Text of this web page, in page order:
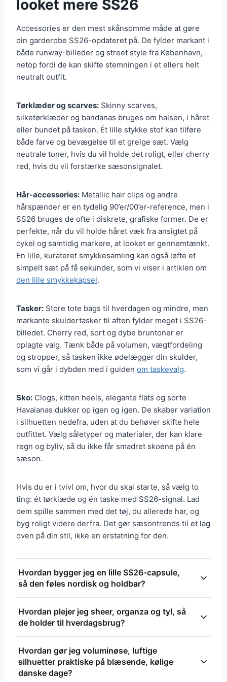
looket mere SS26
Accessories er den mest skånsomme måde at gøre
din garderobe SS26-opdateret på. De fylder markant i
både runway-billeder og street style fra København,
netop fordi de kan skifte stemningen i et ellers helt
neutralt outfit.
Tørklæder og scarves: Skinny scarves,
silketørklæder og bandanas bruges om halsen, i håret
eller bundet på tasken. Ét lille stykke stof kan tilføre
både farve og bevægelse til et greige sæt. Vælg
neutrale toner, hvis du vil holde det roligt, eller cherry
red, hvis du vil forstærke sæsonsignalet.
Hår-accessories: Metallic hair clips og andre
hårspænder er en tydelig 90’er/00’er-reference, men i
SS26 bruges de ofte i diskrete, grafiske former. De er
perfekte, når du vil holde håret væk fra ansigtet på
cykel og samtidig markere, at looket er gennemtænkt.
En lille, kurateret smykkesamling kan også løfte et
simpelt sæt på få sekunder, som vi viser i artiklen om
den lille smykkekapsel.
Tasker: Store tote bags til hverdagen og mindre, men
markante skuldertasker til aften fylder meget i SS26-
billedet. Cherry red, sort og dybe bruntoner er
oplagte valg. Tænk både på volumen, vægtfordeling
og stropper, så tasken ikke ødelægger din skulder,
som vi går i dybden med i guiden om taskevalg.
Sko: Clogs, kitten heels, elegante flats og sorte
Havaianas dukker op igen og igen. De skaber variation
i silhuetten nedefra, uden at du behøver skifte hele
outfittet. Vælg såletyper og materialer, der kan klare
regn og byliv, så du ikke får smadret skoene på én
sæson.
Hvis du er i tvivl om, hvor du skal starte, så vælg to
ting: ét tørklæde og én taske med SS26-signal. Lad
dem spille sammen med det tøj, du allerede har, og
byg roligt videre derfra. Det gør sæsontrends til et lag
oven på din stil, ikke en erstatning for den.
Hvordan bygger jeg en lille SS26-capsule,
så den føles nordisk og holdbar?
glat, skræddersyet blazer, et par lige bukser, en
voluminøs kjole i kvalitetstextil, en midi-nederdel,
silkeskjerf som accent. Investér i de items, du
bruger mest (blazer, kjole, taske) og lad små
accessories som skinny scarves eller hårclips levere
Hvordan plejer jeg sheer, organza og tyl, så
de holder til hverdagsbrug?
vand eller brug skåneprogram i vaskemaskinen med
netpose og mild sæbe, undgå høj centrifuge og
Hvordan gør jeg voluminøse, luftige
silhuetter praktiske på blæsende, kølige
danske dage?